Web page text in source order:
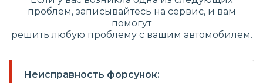
проблем, записывайтесь на сервис, и вам
помогут
решить любую проблему с вашим автомобилем.
Неисправность форсунок: